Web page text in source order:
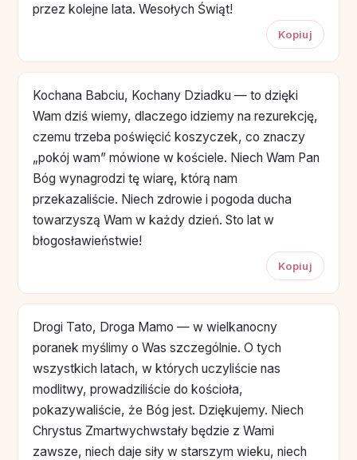
przez kolejne lata. Wesołych Świąt!
Kopiuj
Kochana Babciu, Kochany Dziadku — to dzięki
Wam dziś wiemy, dlaczego idziemy na rezurekcję,
czemu trzeba poświęcić koszyczek, co znaczy
„pokój wam” mówione w kościele. Niech Wam Pan
Bóg wynagrodzi tę wiarę, którą nam
przekazaliście. Niech zdrowie i pogoda ducha
towarzyszą Wam w każdy dzień. Sto lat w
błogosławieństwie!
Kopiuj
Drogi Tato, Droga Mamo — w wielkanocny
poranek myślimy o Was szczególnie. O tych
wszystkich latach, w których uczyliście nas
modlitwy, prowadziliście do kościoła,
pokazywaliście, że Bóg jest. Dziękujemy. Niech
Chrystus Zmartwychwstały będzie z Wami
zawsze, niech daje siły w starszym wieku, niech